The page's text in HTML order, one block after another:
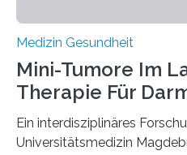
Medizin Gesundheit
Mini-Tumore Im
Therapie Für
Ein interdisziplinäres
Universitätsmedizin